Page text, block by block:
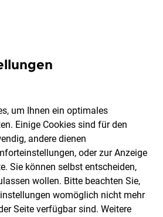
(m/w/d) – Café
GmbH
31.07.2026
um Ihnen ein optimales
Einige Cookies sind für den
andere dienen
oder zur Anzeige
Sie können selbst entscheiden,
wollen. Bitte beachten Sie,
womöglich nicht mehr
Seite verfügbar sind. Weitere